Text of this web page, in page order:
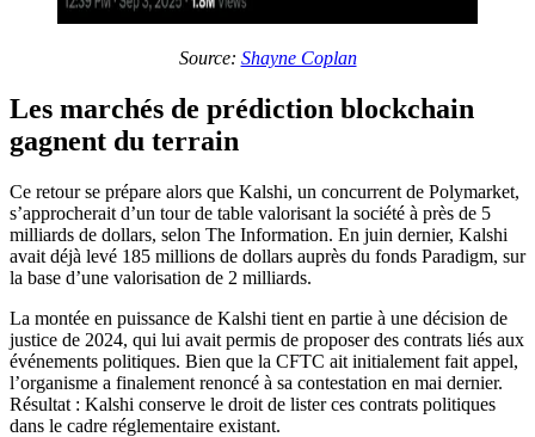
Source: Shayne Coplan
Les marchés de prédiction blockchain
gagnent du terrain
Ce retour se prépare alors que Kalshi, un concurrent de Polymarket,
s’approcherait d’un tour de table valorisant la société à près de 5
milliards de dollars, selon The Information. En juin dernier, Kalshi
avait déjà levé 185 millions de dollars auprès du fonds Paradigm, sur
la base d’une valorisation de 2 milliards.
La montée en puissance de Kalshi tient en partie à une décision de
justice de 2024, qui lui avait permis de proposer des contrats liés aux
événements politiques. Bien que la CFTC ait initialement fait appel,
l’organisme a finalement renoncé à sa contestation en mai dernier.
Résultat : Kalshi conserve le droit de lister ces contrats politiques
dans le cadre réglementaire existant.